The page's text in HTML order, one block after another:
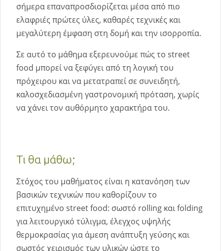
σήμερα επαναπροσδιορίζεται μέσα από πιο
ελαφριές πρώτες ύλες, καθαρές τεχνικές και
μεγαλύτερη έμφαση στη δομή και την ισορροπία.
Σε αυτό το μάθημα εξερευνούμε πώς το street
food μπορεί να ξεφύγει από τη λογική του
πρόχειρου και να μετατραπεί σε συνειδητή,
καλοσχεδιασμένη γαστρονομική πρόταση, χωρίς
να χάνει τον αυθόρμητο χαρακτήρα του.
Τι θα μάθω;
Στόχος του μαθήματος είναι η κατανόηση των
βασικών τεχνικών που καθορίζουν το
επιτυχημένο street food: σωστό rolling και folding
για λειτουργικό τύλιγμα, έλεγχος υψηλής
θερμοκρασίας για άμεση ανάπτυξη γεύσης και
σωστός χειρισμός των υλικών ώστε το